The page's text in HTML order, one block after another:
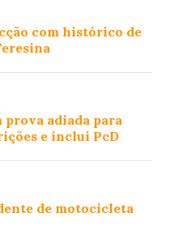
com histórico de
prova adiada para
e inclui PcD
de motocicleta